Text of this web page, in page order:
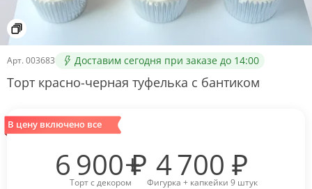
Арт. 003683 Доставим сегодня при заказе до 14:00
Торт красно-черная туфелька с бантиком
В цену включено все
Торт с декором
6 900 ₽Фигурка + капкейки 9 штук
4 700 ₽